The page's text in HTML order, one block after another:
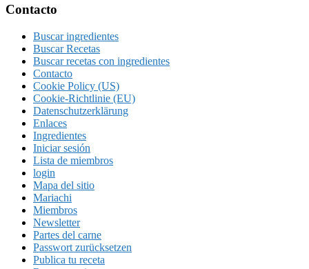
la
Footer
Contacto
Buscar ingredientes
Buscar Recetas
Buscar recetas con ingredientes
Contacto
Cookie Policy (US)
Cookie-Richtlinie (EU)
Datenschutzerklärung
Enlaces
Ingredientes
Iniciar sesión
Lista de miembros
login
Mapa del sitio
Mariachi
Miembros
Newsletter
Partes del carne
Passwort zurücksetzen
Publica tu receta